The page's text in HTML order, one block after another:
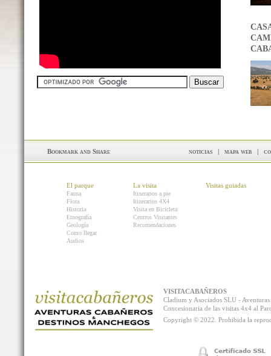
noticias | mapa web |
El parque
Fauna
Flora
Historia
Etnografía
Geología
Como llegar
Audios
La visita
Itinerarios a pie
Itinerarios 4X4
Visita en Bicicleta
Centros Visitantes
Recomendaciones
Visitas guiadas
VISITACABAÑEROS
Cladium y Asociados SLU -
Concesionaria de las visitas 4x4 al
Copyright © 2022. Prohibida la